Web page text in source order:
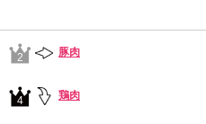
2 豚肉
4 鶏肉